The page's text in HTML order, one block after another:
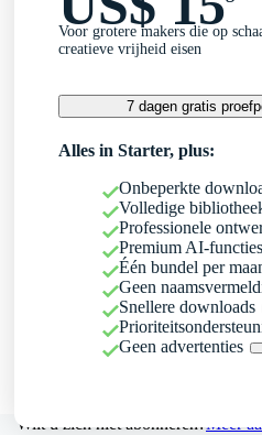
Voor grotere makers die op
creatieve vrijheid eisen
7 dagen gratis
Alles in Starter, plus:
Onbeperkte
Volledige
Professionele
Premium AI-functies
Één bundel per
Geen
Snellere downloads
Geen advertenties
Wilt u zich niet abonneren?Meer